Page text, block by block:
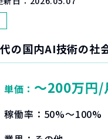
の国内AI技術の社
単価： 〜200万円/
稼働率： 50%〜100%